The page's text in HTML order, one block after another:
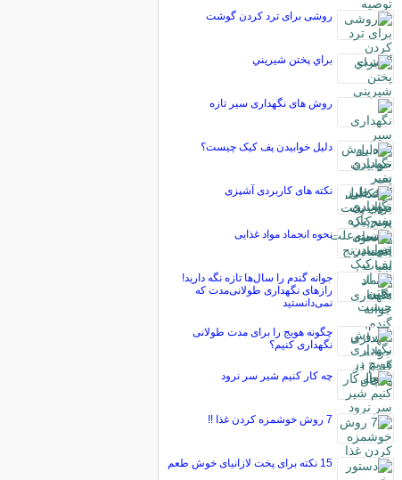
روشی برای ترد کردن گوشت
براي پختن شيريني
روش های نگهداری سیر تازه
دلیل خوابیدن پف کیک چیست؟
نکته های کاربردی آشپزی
نحوه انجماد مواد غذایی
جوانه گندم را سال‌ها تازه نگه دارید!
رازهای نگهداری طولانی‌مدت که
نمی‌دانستید
چگونه هویج را برای مدت طولانی
نگهداری کنیم؟
چه كار كنیم شیر سر نرود
7 روش خوشمزه كردن غذا !!
15 نکته برای پخت لازانیای خوش طعم